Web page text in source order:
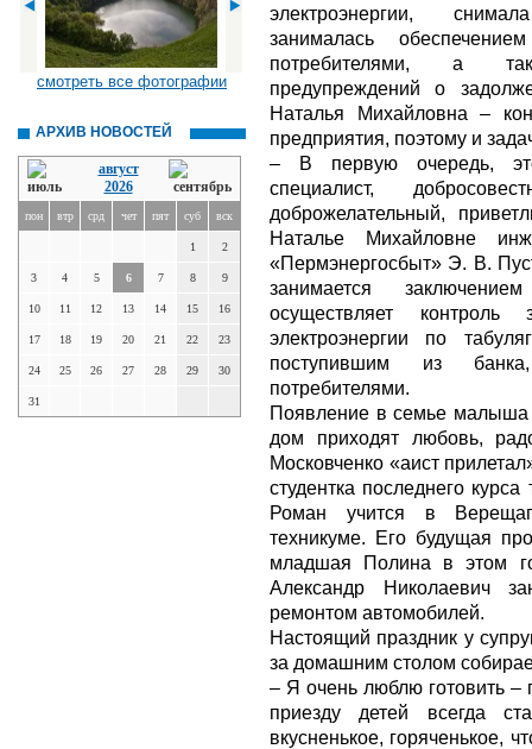
смотреть все фотографии
АРХИВ НОВОСТЕЙ
август
2026
пон втр срд чет пят суб вск
1 2
3 4 5 6 7 8 9
10 11 12 13 14 15 16
17 18 19 20 21 22 23
24 25 26 27 28 29 30
31
электроэнергии,
занималась
потребителями, а
предупреждений о
Наталья Михайловна –
предприятия, поэтому и
– В первую очередь,
специалист,
доброжелательный,
Наталье Михайловне
«Пермэнергосбыт» Э. В.
занимается
осуществляет
электроэнергии по
поступившим из
потребителями.
Появление в семье малыша
дом приходят любовь,
Московченко «аист
студентка последнего
Роман учится в
техникуме. Его будущая
младшая Полина в этом
Александр Николаевич
ремонтом автомобилей.
Настоящий праздник у
за домашним столом
– Я очень люблю готовить –
приезду детей всегда
вкусненькое, горяченькое,